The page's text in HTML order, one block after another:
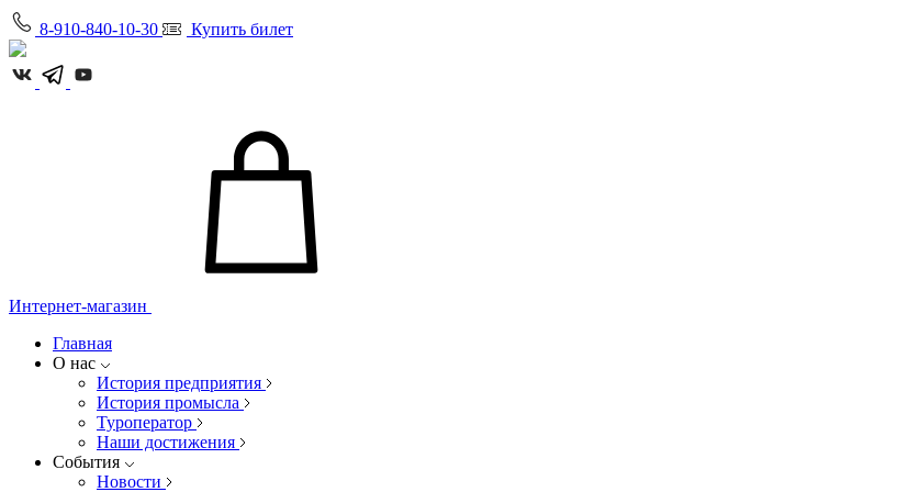
8-910-840-10-30 Купить билет
Интернет-магазин
Главная
О нас
История предприятия
История промысла
Туроператор
Наши достижения
События
Новости